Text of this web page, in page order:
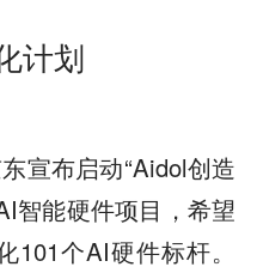
计划
宣布启动“Aidol创造
智能硬件项目，希望
个AI硬件标杆。